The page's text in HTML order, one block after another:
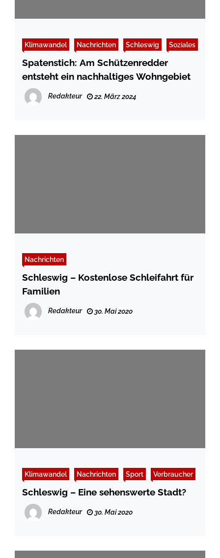
Klimawandel Nachrichten Schleswig Soziales
Spatenstich: Am Schützenredder
entsteht ein nachhaltiges Wohngebiet
Redakteur 22. März 2024
Nachrichten
Schleswig – Kostenlose Schleifahrt für
Familien
Redakteur 30. Mai 2020
Klimawandel Nachrichten Sport Verbraucher
Schleswig – Eine sehenswerte Stadt?
Redakteur 30. Mai 2020